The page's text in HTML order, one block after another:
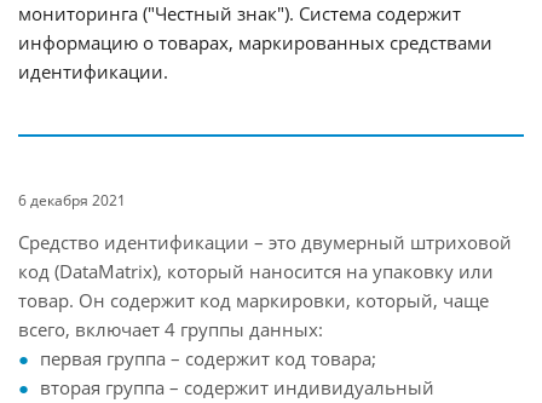
мониторинга ("Честный знак"). Система содержит
информацию о товарах, маркированных средствами
идентификации.
6 декабря 2021
Средство идентификации – это двумерный штриховой
код (DataMatrix), который наносится на упаковку или
товар. Он содержит код маркировки, который, чаще
всего, включает 4 группы данных:
первая группа – содержит код товара;
вторая группа – содержит индивидуальный